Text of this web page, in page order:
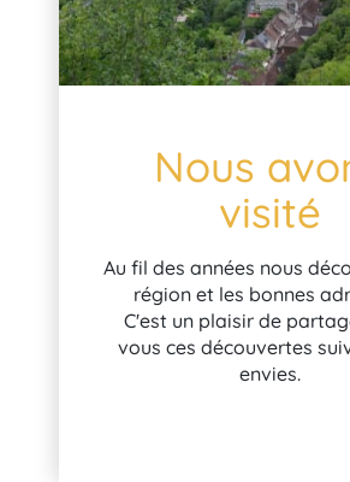
Nous
visité
Au fil des années nous
région et les bonnes
C'est un plaisir de
vous ces découvertes
envies.